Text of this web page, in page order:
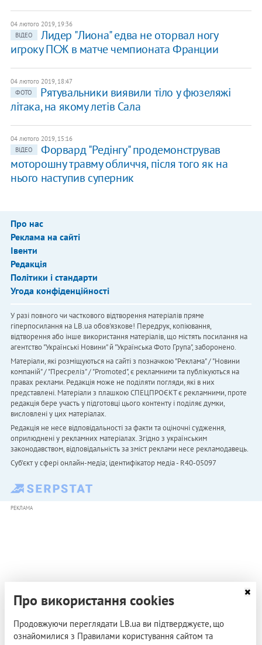
04 лютого 2019, 19:36
ВІДЕО
Лидер "Лиона" едва не оторвал ногу
игроку ПСЖ в матче чемпионата Франции
04 лютого 2019, 18:47
ФОТО
Рятувальники виявили тіло у фюзеляжі
літака, на якому летів Сала
04 лютого 2019, 15:16
ВІДЕО
Форвард "Редінгу" продемонстрував
моторошну травму обличчя, після того як на
нього наступив суперник
Про нас
Реклама на сайті
Івенти
Редакція
Політики і стандарти
Угода конфіденційності
У разі повного чи часткового відтворення матеріалів пряме
гіперпосилання на LB.ua обов'язкове! Передрук, копіювання,
відтворення або інше використання матеріалів, що містять посилання на
агентство "Українськi Новини" й "Українська Фото Група", заборонено.
Матеріали, які розміщуються на сайті з позначкою "Реклама" / "Новини
компаній" / "Пресреліз" / "Promoted", є рекламними та публікуються на
правах реклами. Редакція може не поділяти погляди, які в них
представлені. Матеріали з плашкою СПЕЦПРОЄКТ є рекламними, проте
редакція бере участь у підготовці цього контенту і поділяє думки,
висловлені у цих матеріалах.
Редакція не несе відповідальності за факти та оціночні судження,
оприлюднені у рекламних матеріалах. Згідно з українським
законодавством, відповідальність за зміст реклами несе рекламодавець.
Cуб'єкт у сфері онлайн-медіа; ідентифікатор медіа - R40-05097
РЕКЛАМА
Про використання cookies
Продовжуючи переглядати LB.ua ви підтверджуєте, що
ознайомилися з Правилами користування сайтом та